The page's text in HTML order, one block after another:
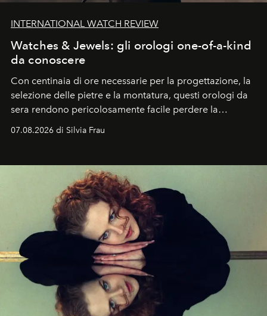
INTERNATIONAL WATCH REVIEW
Watches & Jewels: gli orologi one-of-a-kind
da conoscere
Con centinaia di ore necessarie per la progettazione, la
selezione delle pietre e la montatura, questi orologi da
sera rendono pericolosamente facile perdere la
cognizione del tempo. Ma con quadranti così
07.08.2026 di Silvia Frau